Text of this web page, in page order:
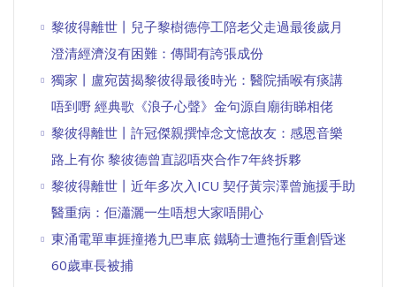
黎彼得離世丨兒子黎樹德停工陪老父走過最後歲月
澄清經濟沒有困難：傳聞有誇張成份
獨家丨盧宛茵揭黎彼得最後時光：醫院插喉有痰講
唔到嘢 經典歌《浪子心聲》金句源自廟街睇相佬
黎彼得離世丨許冠傑親撰悼念文憶故友：感恩音樂
路上有你 黎彼德曾直認唔夾合作7年終拆夥
黎彼得離世丨近年多次入ICU 契仔黃宗澤曾施援手助
醫重病：佢瀟灑一生唔想大家唔開心
東涌電單車捱撞捲九巴車底 鐵騎士遭拖行重創昏迷
60歲車長被捕